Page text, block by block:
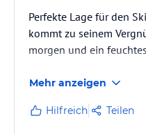
Perfekte Lage für den
kommt zu seinem
morgen und ein
Mehr anzeigen
Hilfreich Teilen